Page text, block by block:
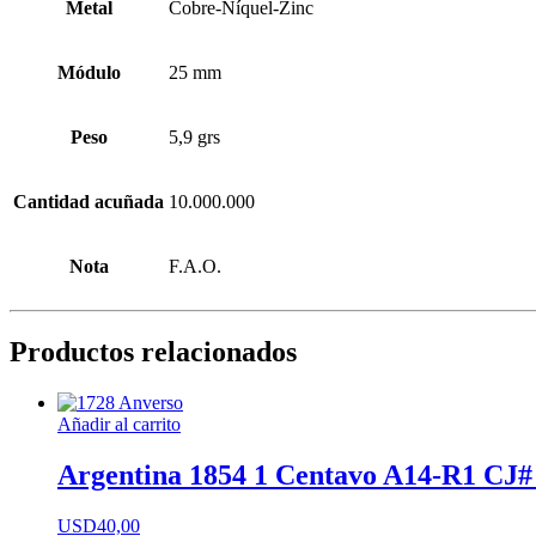
Metal Cobre-Níquel-Zinc
Módulo 25 mm
Peso 5,9 grs
Cantidad acuñada 10.000.000
Nota F.A.O.
Productos relacionados
Añadir al carrito
Argentina 1854 1 Centavo A14-R1 CJ#
USD40,00